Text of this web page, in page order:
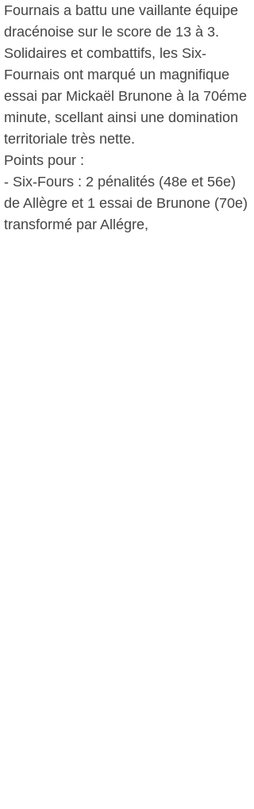
Fournais a battu une vaillante équipe
dracénoise sur le score de 13 à 3.
Solidaires et combattifs, les Six-
Fournais ont marqué un magnifique
essai par Mickaël Brunone à la 70éme
minute, scellant ainsi une domination
territoriale très nette.
Points pour :
- Six-Fours : 2 pénalités (48e et 56e)
de Allègre et 1 essai de Brunone (70e)
transformé par Allégre,